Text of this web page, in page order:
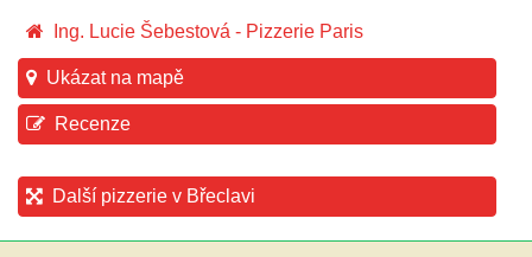
Ing. Lucie Šebestová - Pizzerie Paris
Ukázat na mapě
Recenze
Další pizzerie v Břeclavi